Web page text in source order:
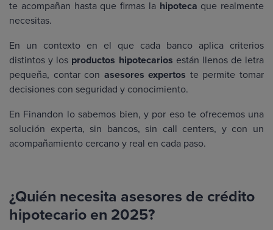
te acompañan hasta que firmas la hipoteca que realmente
necesitas.
En un contexto en el que cada banco aplica criterios
distintos y los productos hipotecarios están llenos de letra
pequeña, contar con asesores expertos te permite tomar
decisiones con seguridad y conocimiento.
En Finandon lo sabemos bien, y por eso te ofrecemos una
solución experta, sin bancos, sin call centers, y con un
acompañamiento cercano y real en cada paso.
¿Quién necesita asesores de crédito
hipotecario en 2025?